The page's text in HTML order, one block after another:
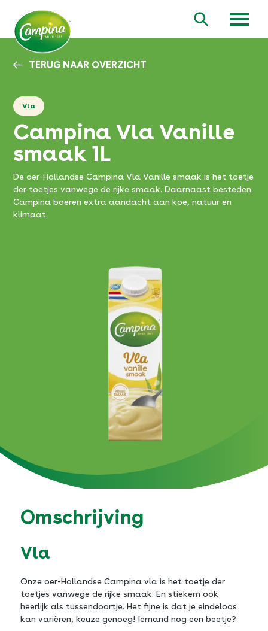
naar
gaan
Zoeken
TERUG NAAR OVERZICHT
Vla
Campina Vla Vanille
smaak 1L
De oer-Hollandse Campina Vla Vanille smaak is het toetje
der toetjes vanwege de rijke smaak. Daarnaast besteden
Campina boeren extra aandacht aan koe, natuur en
klimaat.
Omschrijving
Vla
Onze oer-Hollandse Campina vla is het toetje der
toetjes vanwege de rijke smaak. En stiekem ook
heerlijk als tussendoortje. Het fijne is dat je eindeloos
kan variëren, keuze genoeg! Iemand nog een beetje?